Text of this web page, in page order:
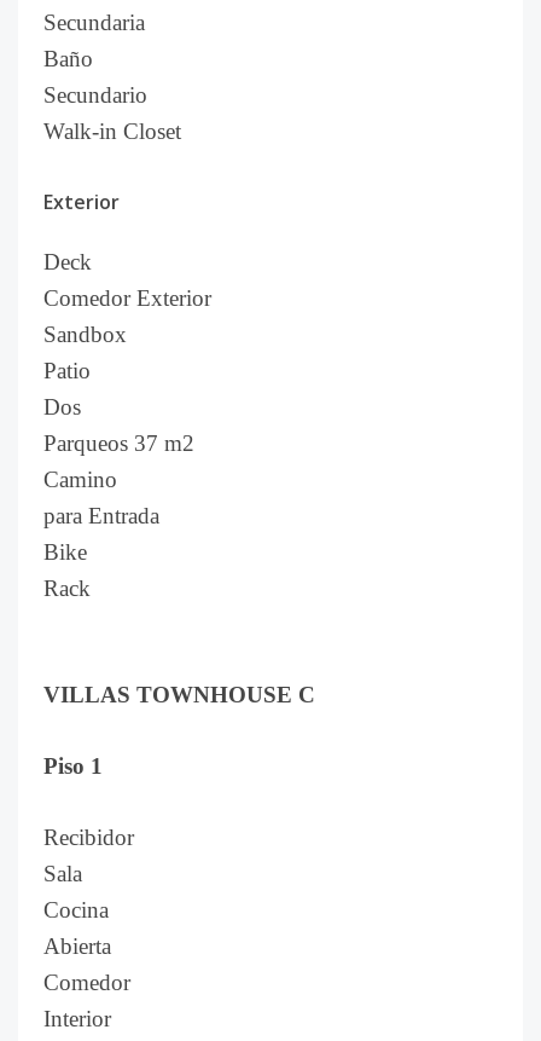
Secundaria
Baño
Secundario
Walk-in Closet
Exterior
Deck
Comedor Exterior
Sandbox
Patio
Dos
Parqueos 37 m2
Camino
para Entrada
Bike
Rack
VILLAS TOWNHOUSE C
Piso 1
Recibidor
Sala
Cocina
Abierta
Comedor
Interior